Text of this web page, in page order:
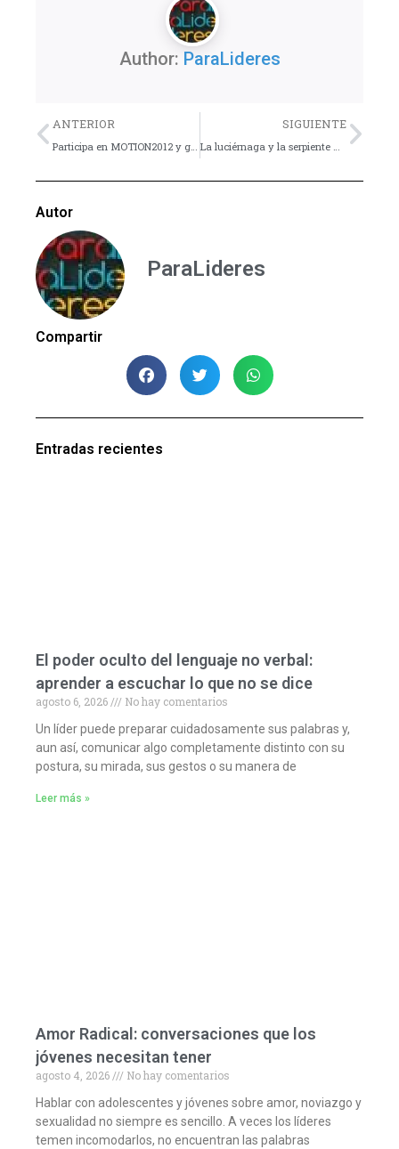
Author: ParaLideres
Previo
ANTERIOR
Participa en MOTION2012 y gána $103.16 dólares en efectivo!
SIGUIENTE
La luciérnaga y la serpiente – Consejos
Autor
ParaLideres
Compartir
Entradas recientes
El poder oculto del lenguaje no verbal:
aprender a escuchar lo que no se dice
agosto 6, 2026
No hay comentarios
Un líder puede preparar cuidadosamente sus palabras y,
aun así, comunicar algo completamente distinto con su
postura, su mirada, sus gestos o su manera de
Leer más »
Amor Radical: conversaciones que los
jóvenes necesitan tener
agosto 4, 2026
No hay comentarios
Hablar con adolescentes y jóvenes sobre amor, noviazgo y
sexualidad no siempre es sencillo. A veces los líderes
temen incomodarlos, no encuentran las palabras